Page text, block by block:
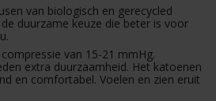
van biologisch en gerecycled
duurzame keuze die beter is voor
van 15-21 mmHg.
extra duurzaamheid. Het katoenen
en comfortabel. Voelen en zien eruit